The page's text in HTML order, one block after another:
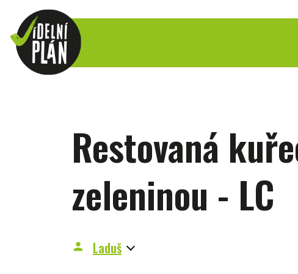
Restovaná
zeleninou - LC
person Laduš